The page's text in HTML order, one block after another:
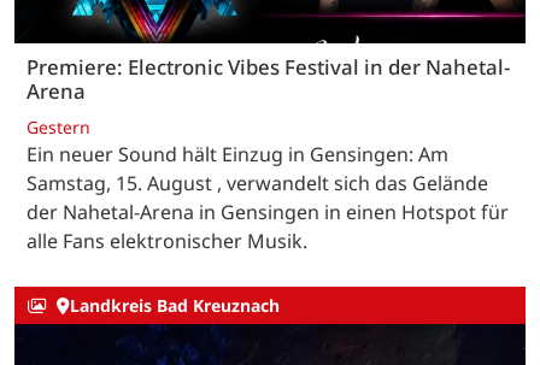
Premiere: Electronic Vibes Festival in der Nahetal-
Arena
Gestern
Ein neuer Sound hält Einzug in Gensingen: Am
Samstag, 15. August , verwandelt sich das Gelände
der Nahetal-Arena in Gensingen in einen Hotspot für
alle Fans elektronischer Musik.
Landkreis Bad Kreuznach